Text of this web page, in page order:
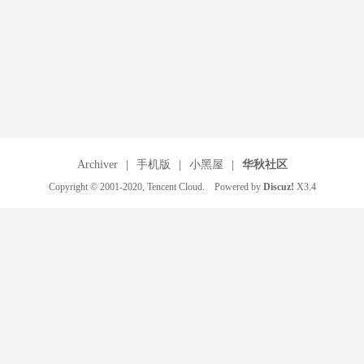
Archiver 手机版 小黑屋 华秋社区
Copyright © 2001-2020, Tencent Cloud. Powered by Discuz! X3.4